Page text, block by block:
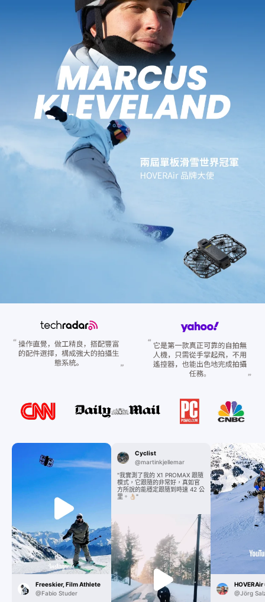
Freeskier, Film Athlete
@Fabio Studer
Cyclist
@martinkjellemar
"我實測了我的 X1 PROMAX 跟隨
模式，它跟隨的非常好，真如官
方所說的能穩定跟隨到時速 42 公
里。👌🏼"
HOVERAir
@Jörg